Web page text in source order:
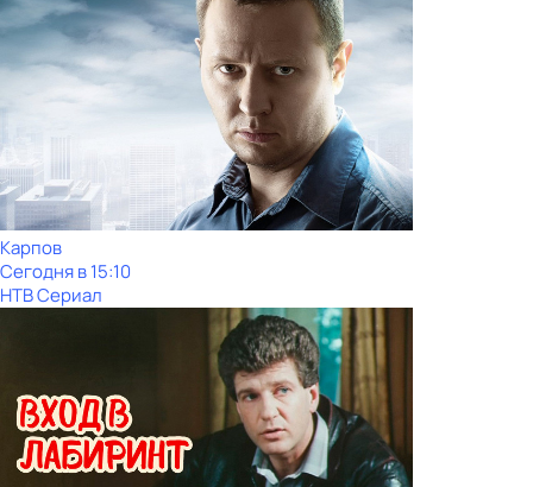
Карпов
Сегодня в 15:10
НТВ Сериал